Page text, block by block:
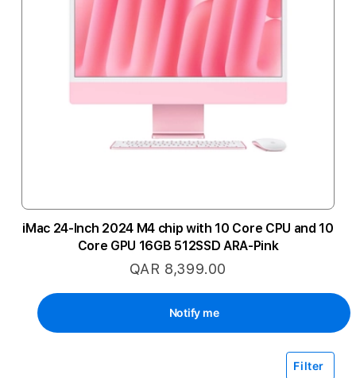
iMac 24-Inch 2024 M4 chip with 10 Core CPU and 10
Core GPU 16GB 512SSD ARA-Pink
QAR 8,399.00
Notify me
Filter